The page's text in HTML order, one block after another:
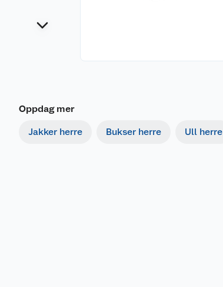
Oppdag mer
Jakker herre Bukser herre Ull herre